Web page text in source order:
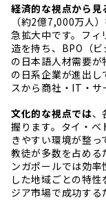
経済的な視点から見
（約2億7,000万人
急拡大中です。フ
造を持ち、BPO（
の日本語人材需要
の日系企業が進出
スから商社・IT・サ
文化的な視点では、
握ります。タイ・
きやすい環境が整
教徒が多数を占める
ンガポールでは効
した地域ごとの特
ジア市場で成功する